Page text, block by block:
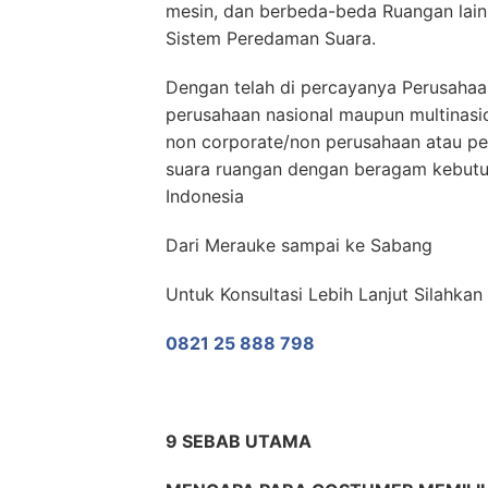
mesin, dan berbeda-beda Ruangan
Sistem Peredaman Suara.
Dengan telah di percayanya
perusahaan nasional maupun
non corporate/non perusahaan atau
suara ruangan dengan beragam
Indonesia
Dari Merauke sampai ke Sabang
Untuk Konsultasi Lebih Lanjut
0821 25 888 798
9 SEBAB UTAMA